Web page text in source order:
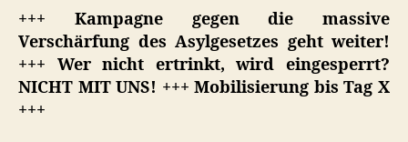
+++ Kampagne gegen die massive
Verschärfung des Asylgesetzes geht weiter!
+++ Wer nicht ertrinkt, wird eingesperrt?
NICHT MIT UNS! +++ Mobilisierung bis Tag X
+++